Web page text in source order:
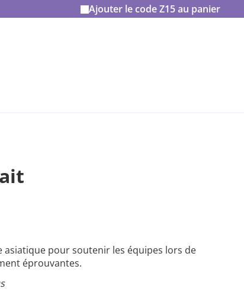
Ajouter le codeZ15au panier
pour soutenir les équipes lors de
éprouvantes.